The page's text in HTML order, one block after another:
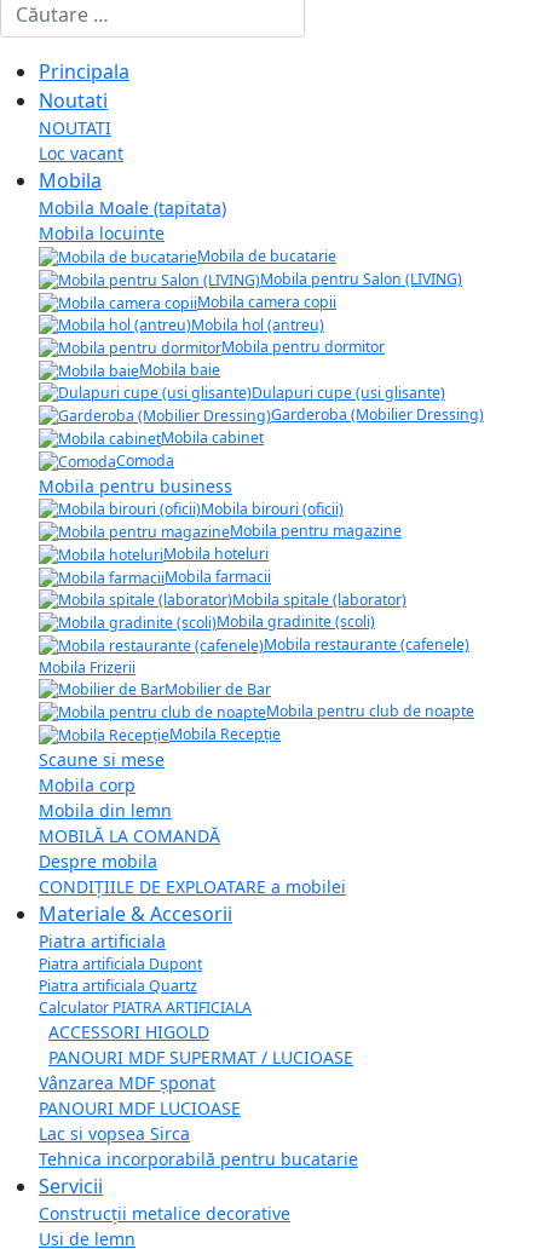
Cautare
Principala
Noutati
NOUTATI
Loc vacant
Mobila
Mobila Moale (tapitata)
Mobila locuinte
Mobila de bucatarie
Mobila pentru Salon (LIVING)
Mobila camera copii
Mobila hol (antreu)
Mobila pentru dormitor
Mobila baie
Dulapuri cupe (usi glisante)
Garderoba (Mobilier Dressing)
Mobila cabinet
Comoda
Mobila pentru business
Mobila birouri (oficii)
Mobila pentru magazine
Mobila hoteluri
Mobila farmacii
Mobila spitale (laborator)
Mobila gradinite (scoli)
Mobila restaurante (cafenele)
Mobila Frizerii
Mobilier de Bar
Mobila pentru club de noapte
Mobila Recepție
Scaune si mese
Mobila corp
Mobila din lemn
MOBILĂ LA COMANDĂ
Despre mobila
CONDIȚIILE DE EXPLOATARE a mobilei
Materiale & Accesorii
Piatra artificiala
Piatra artificiala Dupont
Piatra artificiala Quartz
Calculator PIATRA ARTIFICIALA
ACCESSORI HIGOLD
PANOURI MDF SUPERMAT / LUCIOASE
Vânzarea MDF șponat
PANOURI MDF LUCIOASE
Lac si vopsea Sirca
Tehnica incorporabilă pentru bucatarie
Servicii
Construcții metalice decorative
Usi de lemn